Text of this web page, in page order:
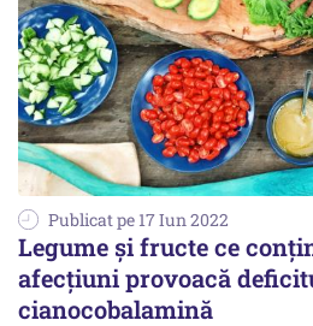
Publicat pe 17 Iun 2022
Legume și fructe ce
afecțiuni provoacă
cianocobalamină